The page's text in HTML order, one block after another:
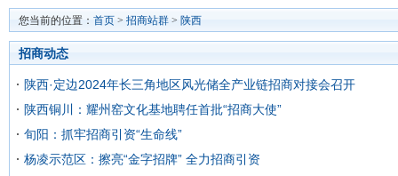
您当前的位置： 首页 > 招商站群 > 陕西
招商动态
陕西·定边2024年长三角地区风光储全产业链招商对接会召开
陕西铜川：耀州窑文化基地聘任首批“招商大使”
旬阳：抓牢招商引资“生命线”
杨凌示范区：擦亮“金字招牌” 全力招商引资